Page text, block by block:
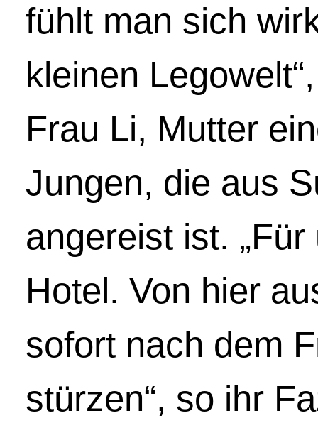
fühlt man sich
kleinen
Frau Li, Mutter
Jungen, die aus
angereist ist.
Hotel. Von hier
sofort nach dem
stürzen“, so ihr